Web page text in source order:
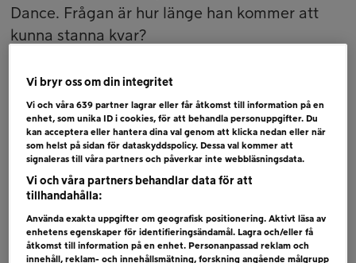
Dance. Frågan är hur länge han kommer att
kunna stanna kvar?
1 ( 1) ED SHEERAN – SHAPE OF YOU
3 ( 2) ALAN WALKER – ALONE
4 ( 4) CLEAN BANDIT – ROCKABYE
5 (NY) MARTIN JENSEN – SOLO DANCE
6 ( 6) ADELE – WATER UNDER THE BRIDGE
Vi bryr oss om din integritet
Vi och våra639 partner lagrar eller får åtkomst till information på en
enhet, som unika ID i cookies, för att behandla personuppgifter. Du
kan acceptera eller hantera dina val genom att klicka nedan eller när
som helst på sidan för dataskyddspolicy. Dessa val kommer att
signaleras till våra partners och påverkar inte webbläsningsdata.
Vi och våra partners behandlar data för att
tillhandahålla:
Använda exakta uppgifter om geografisk positionering. Aktivt läsa av
enhetens egenskaper för identifieringsändamål. Lagra och/eller få
åtkomst till information på en enhet. Personanpassad reklam och
innehåll, reklam- och innehållsmätning, forskning angående målgrupp